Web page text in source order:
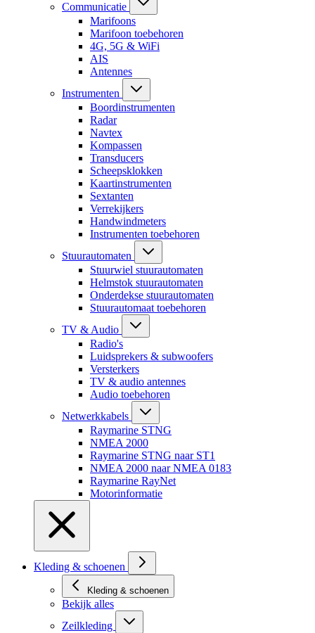
Communicatie
Marifoons
Marifoon toebehoren
4G, 5G & WiFi
AIS
Antennes
Instrumenten
Boordinstrumenten
Radar
Navtex
Kompassen
Transducers
Scheepsklokken
Kaartinstrumenten
Sextanten
Verrekijkers
Handwindmeters
Instrumenten toebehoren
Stuurautomaten
Stuurwiel stuurautomaten
Helmstok stuurautomaten
Onderdekse stuurautomaten
Stuurautomaat toebehoren
TV & Audio
Radio's
Luidsprekers & subwoofers
Versterkers
TV & audio antennes
Audio toebehoren
Netwerkkabels
Raymarine STNG
NMEA 2000
Raymarine STNG naar ST1
NMEA 2000 naar NMEA 0183
Raymarine RayNet
Motorinformatie
Kleding & schoenen
Kleding & schoenen
Bekijk alles
Zeilkleding